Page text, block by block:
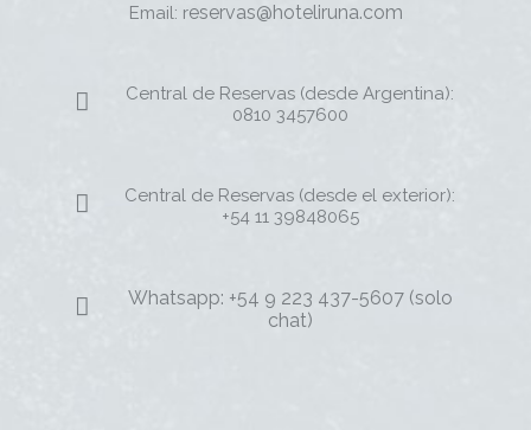
Email: reservas@hoteliruna.com
Central de Reservas (desde Argentina):
0810 3457600
Central de Reservas (desde el exterior):
+54 11 39848065
Whatsapp: +54 9 223 437-5607 (solo
chat)